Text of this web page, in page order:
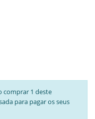
comprar 1 deste
para pagar os seus